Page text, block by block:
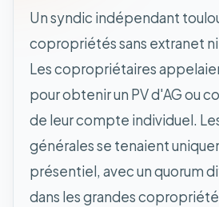
Un syndic indépendant
copropriétés sans extranet
Les copropriétaires
pour obtenir un PV d'AG ou
de leur compte individuel.
générales se tenaient
présentiel, avec un quorum
dans les grandes